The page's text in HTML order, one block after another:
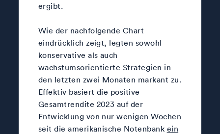
ergibt.
Wie der nachfolgende Chart
eindrücklich zeigt, legten sowohl
konservative als auch
wachstumsorientierte Strategien in
den letzten zwei Monaten markant zu.
Effektiv basiert die positive
Gesamtrendite 2023 auf der
Entwicklung von nur wenigen Wochen
seit die amerikanische Notenbank ein